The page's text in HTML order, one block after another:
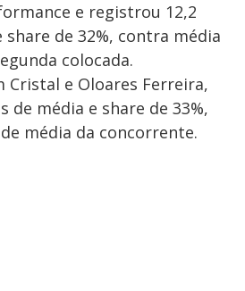
e registrou 12,2
de 32%, contra média
colocada.
Cristal e Oloares Ferreira,
de média e share de 33%,
média da concorrente.